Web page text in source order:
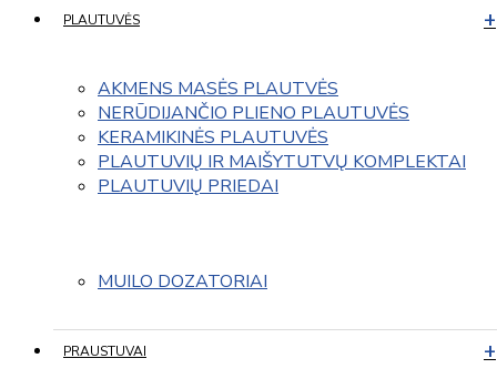
PLAUTUVĖS
AKMENS MASĖS PLAUTVĖS
NERŪDIJANČIO PLIENO PLAUTUVĖS
KERAMIKINĖS PLAUTUVĖS
PLAUTUVIŲ IR MAIŠYTUTVŲ KOMPLEKTAI
PLAUTUVIŲ PRIEDAI
MUILO DOZATORIAI
PRAUSTUVAI